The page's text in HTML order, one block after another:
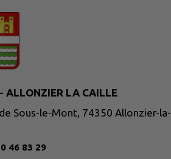
ALLONZIER LA CAILLE
Sous-le-Mont, 74350 Allonzier-la-
46 83 29